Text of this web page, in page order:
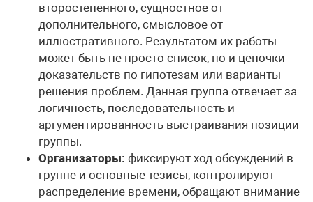
второстепенного, сущностное от
дополнительного, смысловое от
иллюстративного. Результатом их работы
может быть не просто список, но и цепочки
доказательств по гипотезам или варианты
решения проблем. Данная группа отвечает за
логичность, последовательность и
аргументированность выстраивания позиции
группы.
Организаторы: фиксируют ход обсуждений в
группе и основные тезисы, контролируют
распределение времени, обращают внимание